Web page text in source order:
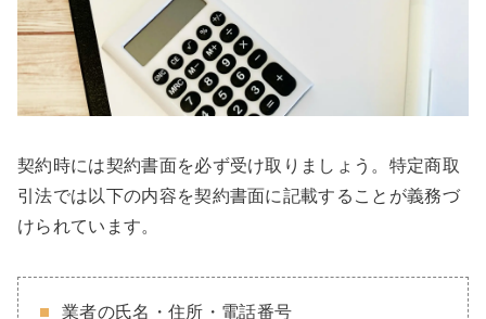
契約時には契約書面を必ず受け取りましょう​。特定商取
引法では以下の内容を契約書面に記載することが義務づ
けられています。
業者の氏名・住所・電話番号